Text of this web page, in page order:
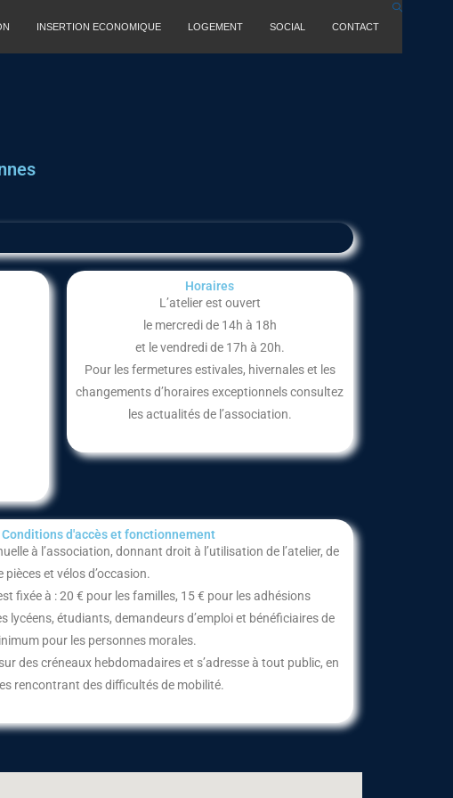
INSERTION ECONOMIQUE LOGEMENT SOCIAL CONTACT
Horaires
L’atelier est ouvert
le mercredi de 14h à 18h
et le vendredi de 17h à 20h.
Pour les fermetures estivales, hivernales et les
changements d’horaires exceptionnels consultez
les actualités de l’association.
Conditions d'accès et fonctionnement​
à l’association, donnant droit à l’utilisation de l’atelier, de
pièces et vélos d’occasion.
fixée à : 20 € pour les familles, 15 € pour les adhésions
lycéens, étudiants, demandeurs d’emploi et bénéficiaires de
pour les personnes morales.
des créneaux hebdomadaires et s’adresse à tout public, en
rencontrant des difficultés de mobilité.